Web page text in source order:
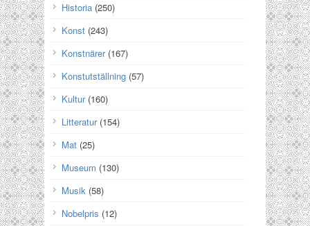
Historia (250)
Konst (243)
Konstnärer(167)
Konstutställning (57)
Kultur(160)
Litteratur(154)
Mat (25)
Museum (130)
Musik (58)
Nobelpris (12)